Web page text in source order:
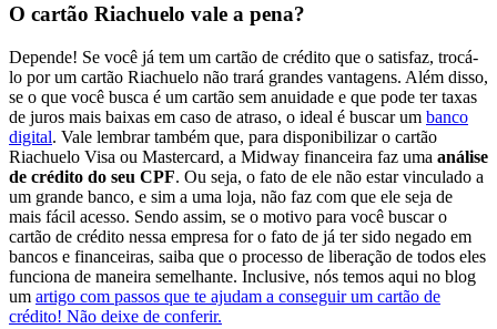
O cartão Riachuelo vale a pena?
Depende! Se você já tem um cartão de crédito que o satisfaz, trocá-
lo por um cartão Riachuelo não trará grandes vantagens. Além disso,
se o que você busca é um cartão sem anuidade e que pode ter taxas
de juros mais baixas em caso de atraso, o ideal é buscar um banco
digital. Vale lembrar também que, para disponibilizar o cartão
Riachuelo Visa ou Mastercard, a Midway financeira faz uma análise
de crédito do seu CPF. Ou seja, o fato de ele não estar vinculado a
um grande banco, e sim a uma loja, não faz com que ele seja de
mais fácil acesso. Sendo assim, se o motivo para você buscar o
cartão de crédito nessa empresa for o fato de já ter sido negado em
bancos e financeiras, saiba que o processo de liberação de todos eles
funciona de maneira semelhante. Inclusive, nós temos aqui no blog
um artigo com passos que te ajudam a conseguir um cartão de
crédito! Não deixe de conferir.